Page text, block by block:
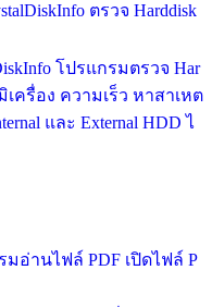
ตรวจ Harddisk
โปรแกรมตรวจ Har
ครื่อง ความเร็ว หาสาเหต
และ External HDD ไ
มอ่านไฟล์ PDF เปิดไฟล์ P